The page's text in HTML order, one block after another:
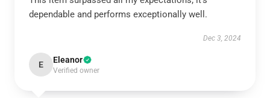
dependable and performs exceptionally well.
Dec 3, 2024
E Eleanor
Verified owner